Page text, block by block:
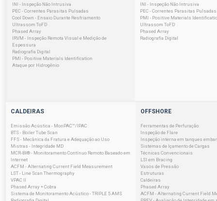
INI - Inspeção Não Intrusiva
PEC - Correntes Parasitas Pulsadas
Cool Down - Ensaio Durante Resfriamento
Ultrassom ToFD
Phased Array
IRVM - Inspeção Remota Visual e Medição de
Espessura
Radiografia Digital
PMI - Positive Materials Identification
Ataque por Hidrogênio
INI - Inspeção Não Intrusiva
PEC - Correntes Parasitas Pulsadas
PMI - Positive Materials
Ultrassom ToFD
Phased Array
Radiografia Digital
CALDEIRAS
Emissão Acústica - MonPAC™/IPAC
BTS - Boiler Tube Scan
FFS - Mecânica da Fratura e Adequação ao Uso
Mistras - Integridade MD
MCR-BI® - Monitoramento Contínuo Remoto Baseado em
Internet
ACFM - Alternating Current Field Measurement
LST - Line Scan Thermography
VPAC II
Phased Array + Cobra
Sistema de Monitoramento Acústico - TRIPLE 5 AMS
OFFSHORE
Ferramentas de Perfuração
Inspeção de Flare
Inspeção interna em tanques
Sistemas de Içamento de Cargas
Técnicas Convencionais
LSI em Bracing
Vasos de Pressão
Estruturas
Caldeiras
Phased Array
ACFM - Alternating Current Field